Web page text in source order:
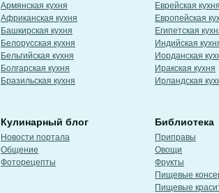
Армянская кухня
Африканская кухня
Башкирская кухня
Белорусская кухня
Бельгийская кухня
Болгарская кухня
Бразильская кухня
Еврейская кухня
Европейская
Египетская
Индийская
Иорданская
Иракская кухня
Ирландская
Кулинарный блог
Новости портала
Общение
Фоторецепты
Библиотека
Приправы
Овощи
Фрукты
Пищевые
Пищевые